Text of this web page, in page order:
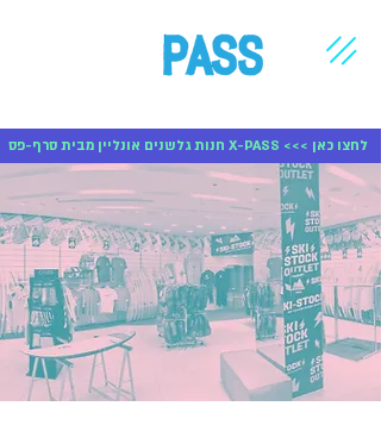
חנות גלשנים אונליין מבית סרף-פס X-PASS <<< לחצו כאן